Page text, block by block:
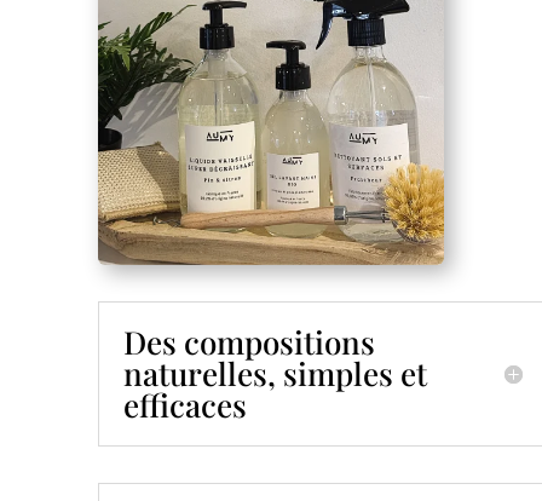
Des compositions
naturelles, simples et
efficaces